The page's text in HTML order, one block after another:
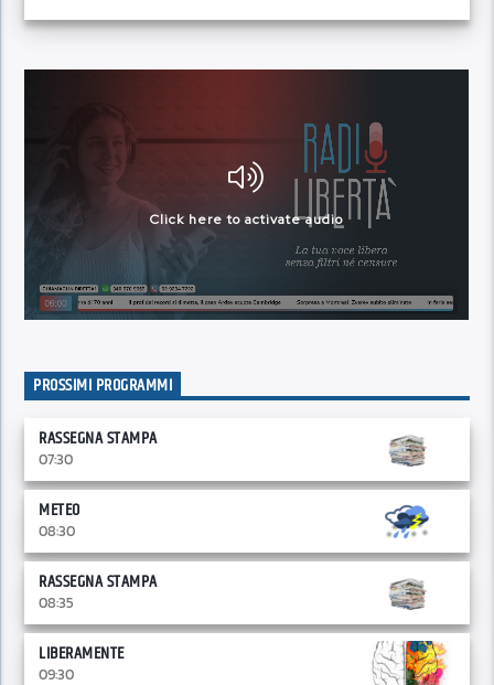
PROSSIMI PROGRAMMI
RASSEGNA STAMPA
07:30
METEO
08:30
RASSEGNA STAMPA
08:35
LIBERAMENTE
09:30